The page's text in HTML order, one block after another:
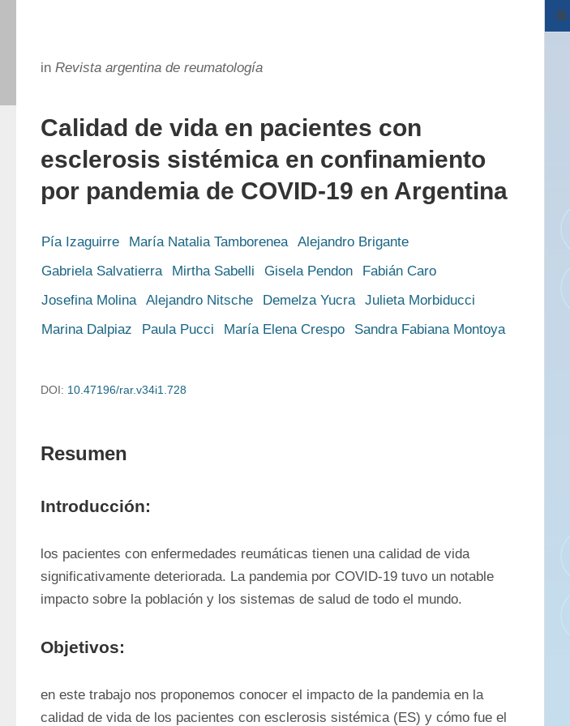
in Revista argentina de reumatología
Calidad de vida en pacientes con
esclerosis sistémica en confinamiento
por pandemia de COVID-19 en Argentina
Pía Izaguirre María Natalia Tamborenea
Alejandro Brigante
Gabriela Salvatierra
Mirtha Sabelli Gisela Pendon
Fabián Caro
Josefina Molina
Alejandro Nitsche Demelza Yucra
Julieta Morbiducci
Marina Dalpiaz
Paula Pucci María Elena Crespo Sandra Fabiana Montoya
DOI: 10.47196/rar.v34i1.728
Resumen
Introducción:
los pacientes con enfermedades reumáticas tienen una calidad de vida
significativamente deteriorada. La pandemia por COVID-19 tuvo un notable
impacto sobre la población y los sistemas de salud de todo el mundo.
Objetivos:
en este trabajo nos proponemos conocer el impacto de la pandemia en la
calidad de vida de los pacientes con esclerosis sistémica (ES) y cómo fue el